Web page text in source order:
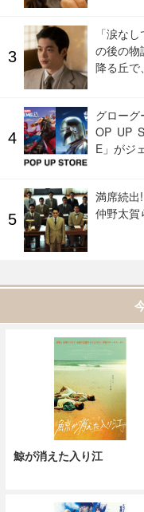
「涙な
の後の物
降る丘で
グローグ
OP UP
E」がジ
満席続出
仲野太賀
鯨が消えた入り江